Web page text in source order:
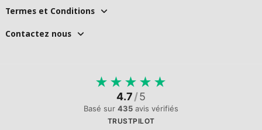
Termes et Conditions
Contactez nous
★ ★ ★ ★ ★
4.7/5
Basé sur 435 avis vérifiés
TRUSTPILOT